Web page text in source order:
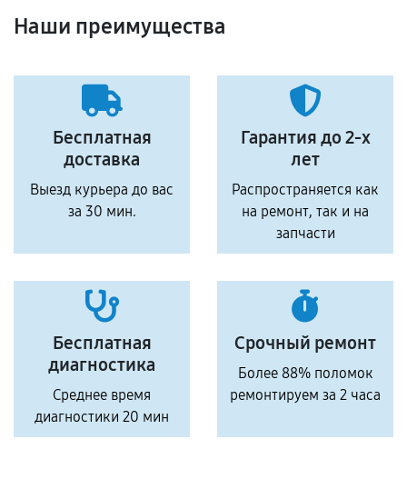
Наши преимущества
Бесплатная
доставка
Выезд курьера до вас
за 30 мин.
Гарантия до 2-х
лет
Распространяется как
на ремонт, так и на
запчасти
Бесплатная
диагностика
Среднее время
диагностики 20 мин
Срочный ремонт
Более 88% поломок
ремонтируем за 2 часа